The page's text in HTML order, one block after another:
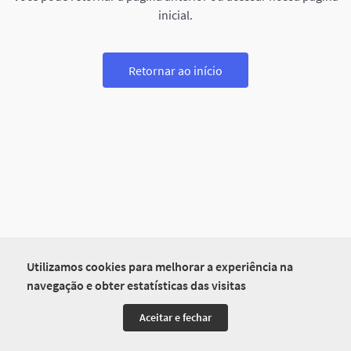
Utilizamos cookies para melhorar a experiência na
navegação e obter estatísticas das visitas
Aceitar e fechar
inicial.
Retornar ao início